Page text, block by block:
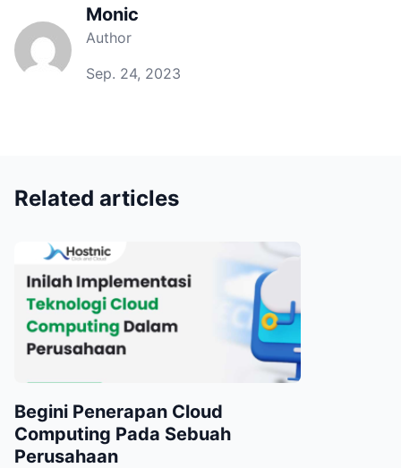
Monic
Author
Sep. 24, 2023
Related articles
Begini Penerapan Cloud
Computing Pada Sebuah
Perusahaan